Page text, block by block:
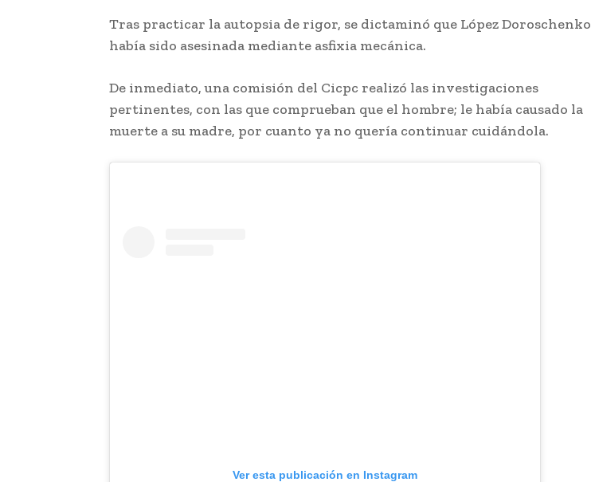
Tras practicar la autopsia de rigor, se dictaminó que López Doroschenko
había sido asesinada mediante asfixia mecánica.
De inmediato, una comisión del Cicpc realizó las investigaciones
pertinentes, con las que comprueban que el hombre; le había causado la
muerte a su madre, por cuanto ya no quería continuar cuidándola.
Ver esta publicación en Instagram